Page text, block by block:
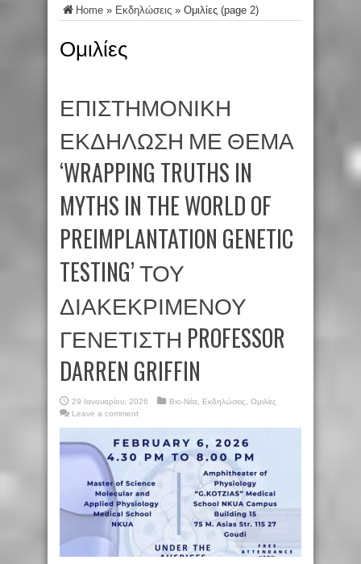
Home » Εκδηλώσεις » Ομιλίες (page 2)
Ομιλίες
ΕΠΙΣΤΗΜΟΝΙΚΗ
ΕΚΔΗΛΩΣΗ ΜΕ ΘΕΜΑ
‘WRAPPING TRUTHS IN
MYTHS IN THE WORLD OF
PREIMPLANTATION GENETIC
TESTING’ ΤΟΥ
ΔΙΑΚΕΚΡΙΜΕΝΟΥ
ΓΕΝΕΤΙΣΤΗ PROFESSOR
DARREN GRIFFIN
29 Ιανουαρίου, 2026 Βιο-Νέα Εκδηλώσεις
Ομιλίες
Leave a comment